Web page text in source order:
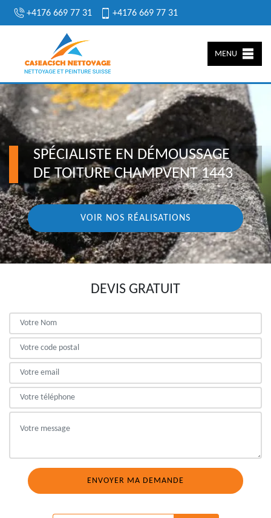
+4176 669 77 31 +4176 669 77 31
MENU
SPÉCIALISTE EN DÉMOUSSAGE
DE TOITURE CHAMPVENT 1443
VOIR NOS RÉALISATIONS
DEVIS GRATUIT